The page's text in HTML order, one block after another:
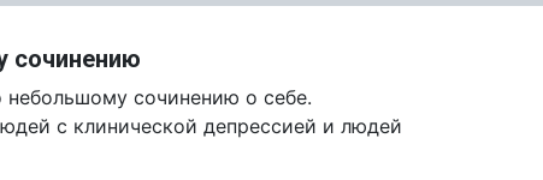
сочинению
небольшому сочинению о себе.
с клинической депрессией и людей